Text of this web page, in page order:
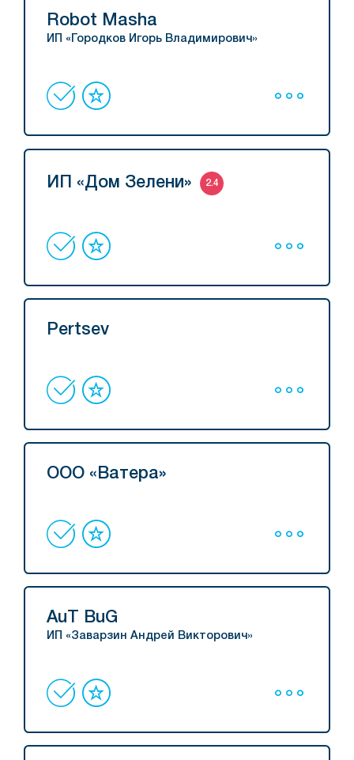
Robot Masha
ИП «Городков Игорь Владимирович»
ИП «Дом Зелени» 2.4
Pertsev
ООО «Ватера»
AuT BuG
ИП «Заварзин Андрей Викторович»